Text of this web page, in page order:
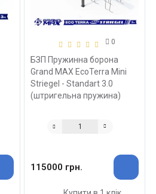
0
БЗП Пружинна борона
Grand MAX EcoTerra Mini
Striegel - Standart 3.0
(штригельна пружина)
115000 грн.